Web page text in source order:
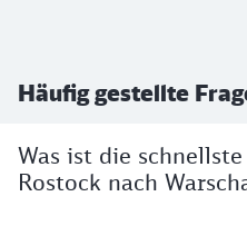
Häufig gestellte
Was ist die
Rostock nach